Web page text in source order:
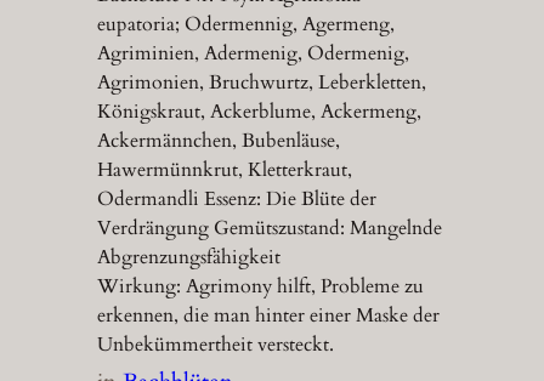
eupatoria; Odermennig, Agermeng,
Agriminien, Adermenig, Odermenig,
Agrimonien, Bruchwurtz, Leberkletten,
Königskraut, Ackerblume, Ackermeng,
Ackermännchen, Bubenläuse,
Hawermünnkrut, Kletterkraut,
Odermandli Essenz: Die Blüte der
Verdrängung Gemütszustand: Mangelnde
Abgrenzungsfähigkeit
Wirkung: Agrimony hilft, Probleme zu
erkennen, die man hinter einer Maske der
Unbekümmertheit versteckt.